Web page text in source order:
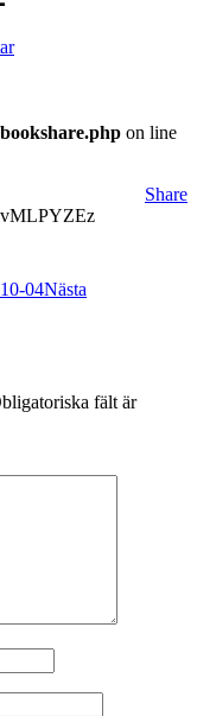
on line
Share
04Nästa
fält är